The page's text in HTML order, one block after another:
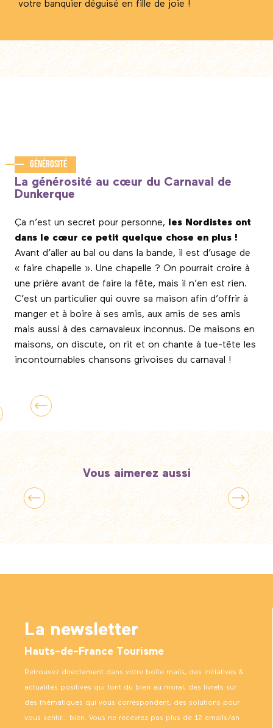
votre banquier déguisé en fille de joie !
Générosité
La générosité au cœur du Carnaval de
Dunkerque
Ça n’est un secret pour personne, les Nordistes ont
dans le cœur ce petit quelque chose en plus !
Avant d’aller au bal ou dans la bande, il est d’usage de
« faire chapelle ». Une chapelle ? On pourrait croire à
une prière avant de faire la fête, mais il n’en est rien.
C’est un particulier qui ouvre sa maison afin d’offrir à
manger et à boire à ses amis, aux amis de ses amis
mais aussi à des carnavaleux inconnus. De maisons en
maisons, on discute, on rit et on chante à tue-tête les
incontournables chansons grivoises du carnaval !
Vous aimerez aussi
Lille
La newsletter
Hauts-de-France Tourisme
Retrouvez directement dans votre boîte mails, des initiatives &
actualités positives qui font du bien au moral, des livrets sur
des thématiques qui vous correspondent, des solutions pour
vous sentir… bien. Vous ne recevrez pas plus de 12 emails/an